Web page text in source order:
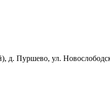
д. Пуршево, ул.